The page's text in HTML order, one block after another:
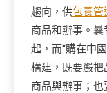
趨向，供包養管
商品和辦事。曩
起，而“購在中
構建，既要嚴
商品與辦事；